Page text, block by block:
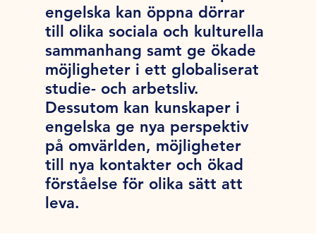
engelska kan öppna dörrar
till olika sociala och kulturella
sammanhang samt ge ökade
möjligheter i ett globaliserat
studie- och arbetsliv.
Dessutom kan kunskaper i
engelska ge nya perspektiv
på omvärlden, möjligheter
till nya kontakter och ökad
förståelse för olika sätt att
leva.